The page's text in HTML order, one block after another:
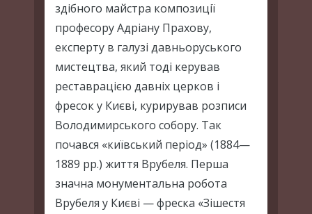
здібного майстра композиції
професору Адріану Прахову,
експерту в галузі давньоруського
мистецтва, який тоді керував
реставрацією давніх церков і
фресок у Києві, курирував розписи
Володимирського собору. Так
почався «київський період» (1884—
1889 рр.) життя Врубеля. Перша
значна монументальна робота
Врубеля у Києві — фреска «Зішестя